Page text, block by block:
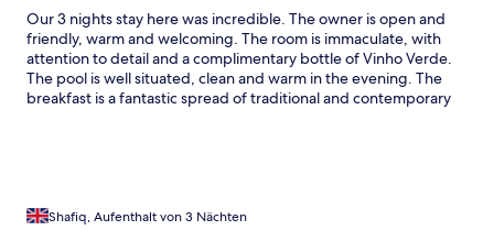
Our 3 nights stay here was incredible. The owner is open and
friendly, warm and welcoming. The room is immaculate, with
attention to detail and a complimentary bottle of Vinho Verde.
The pool is well situated, clean and warm in the evening. The
breakfast is a fantastic spread of traditional and contemporary
Shafiq, Aufenthalt von 3 Nächten